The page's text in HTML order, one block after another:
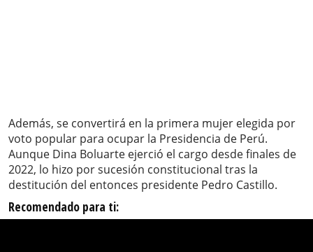
Además, se convertirá en la primera mujer elegida por
voto popular para ocupar la Presidencia de Perú.
Aunque Dina Boluarte ejerció el cargo desde finales de
2022, lo hizo por sucesión constitucional tras la
destitución del entonces presidente Pedro Castillo.
Recomendado para ti: